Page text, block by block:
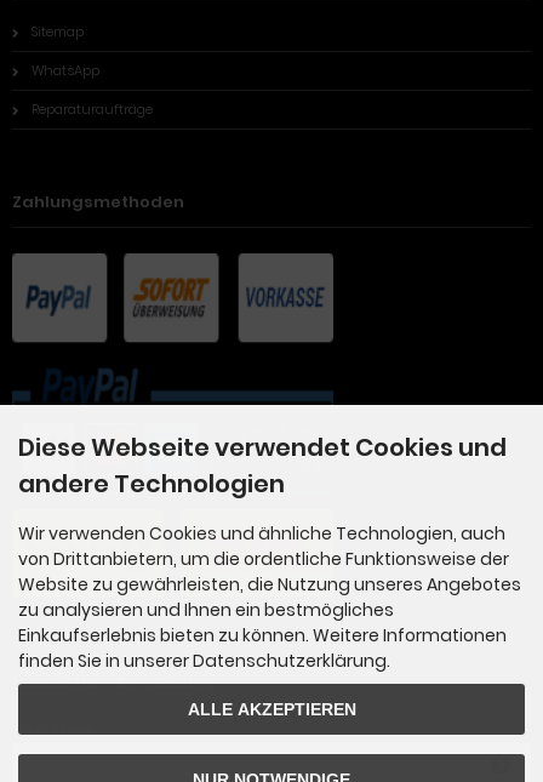
Sitemap
WhatsApp
Reparaturaufträge
Zahlungsmethoden
Newsletter-Anmeldung
E-Mail-Adresse:
Diese Webseite verwendet Cookies und
andere Technologien
Wir verwenden Cookies und ähnliche Technologien, auch
von Drittanbietern, um die ordentliche Funktionsweise der
Website zu gewährleisten, die Nutzung unseres Angebotes
zu analysieren und Ihnen ein bestmögliches
Einkaufserlebnis bieten zu können. Weitere Informationen
finden Sie in unserer Datenschutzerklärung.
ALLE AKZEPTIEREN